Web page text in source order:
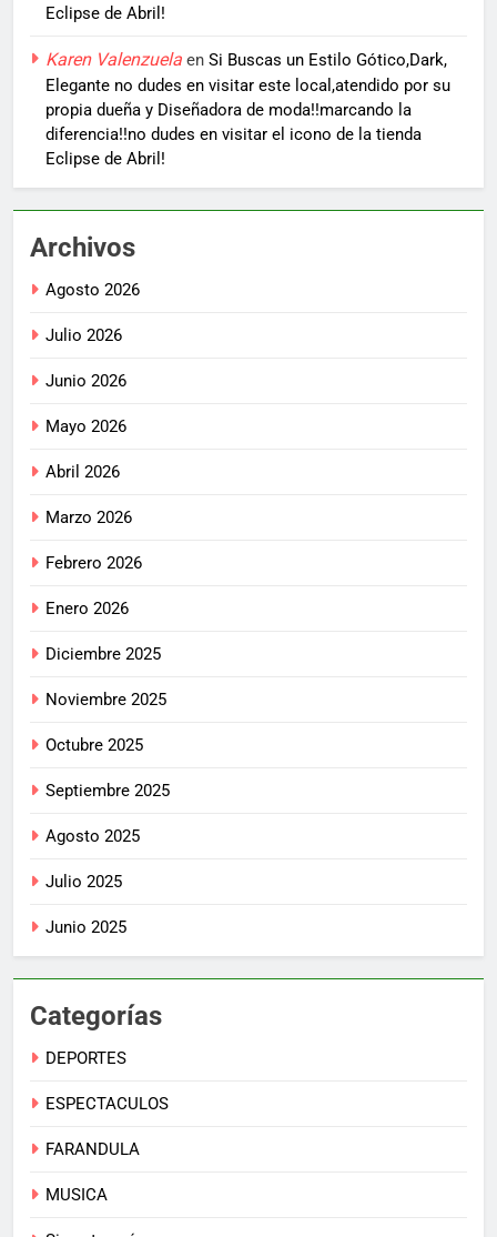
Eclipse de Abril!
Karen Valenzuela en Si Buscas un Estilo Gótico,Dark,
Elegante no dudes en visitar este local,atendido por su
propia dueña y Diseñadora de moda!!marcando la
diferencia!!no dudes en visitar el icono de la tienda
Eclipse de Abril!
Archivos
Agosto 2026
Julio 2026
Junio 2026
Mayo 2026
Abril 2026
Marzo 2026
Febrero 2026
Enero 2026
Diciembre 2025
Noviembre 2025
Octubre 2025
Septiembre 2025
Agosto 2025
Julio 2025
Junio 2025
Categorías
DEPORTES
ESPECTACULOS
FARANDULA
MUSICA